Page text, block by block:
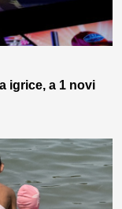
igrice, a 1 novi